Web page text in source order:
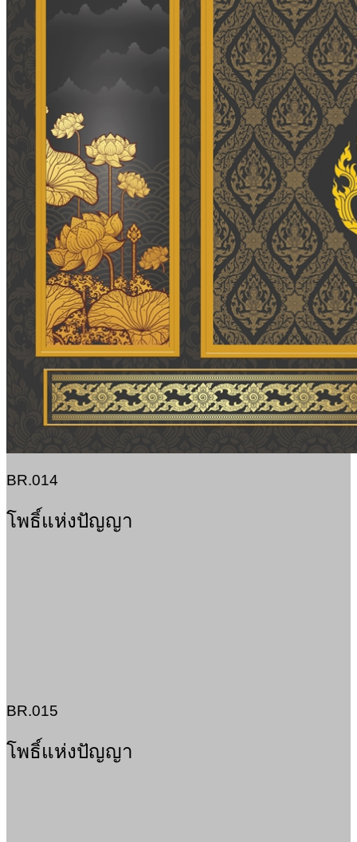
BR.014
โพธิ์แห่งปัญญา
BR.015
โพธิ์แห่งปัญญา